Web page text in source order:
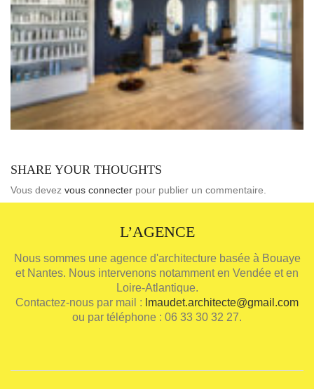
SHARE YOUR THOUGHTS
Vous devez vous connecter pour publier un commentaire.
L’AGENCE
Nous sommes une agence d'architecture basée à Bouaye
et Nantes. Nous intervenons notamment en Vendée et en
Loire-Atlantique.
Contactez-nous par mail : lmaudet.architecte@gmail.com
ou par téléphone : 06 33 30 32 27.